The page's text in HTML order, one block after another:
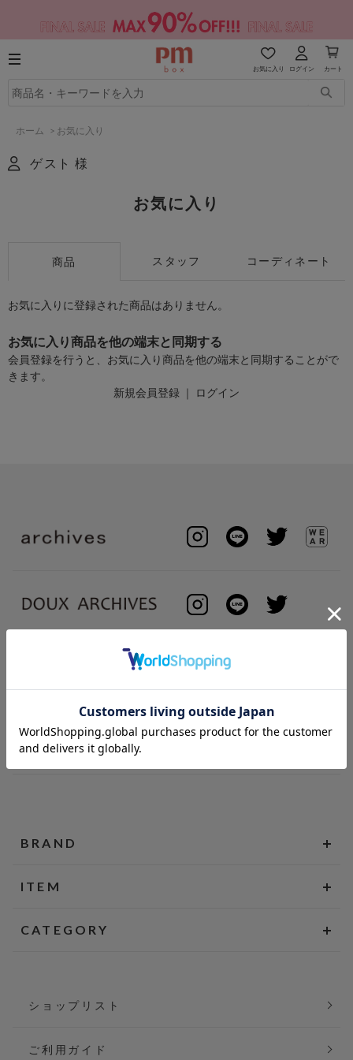
お気に入り ログイン カート
ホーム > お気に入り
ゲスト 様
お気に入り
商品 スタッフ コーディネート
お気に入りに登録された商品はありません。
お気に入り商品を他の端末と同期する
会員登録を行うと、お気に入り商品を他の端末と同期することがで
きます。
新規会員登録 ｜ ログイン
BRAND
ITEM
CATEGORY
ショップリスト
ご利用ガイド